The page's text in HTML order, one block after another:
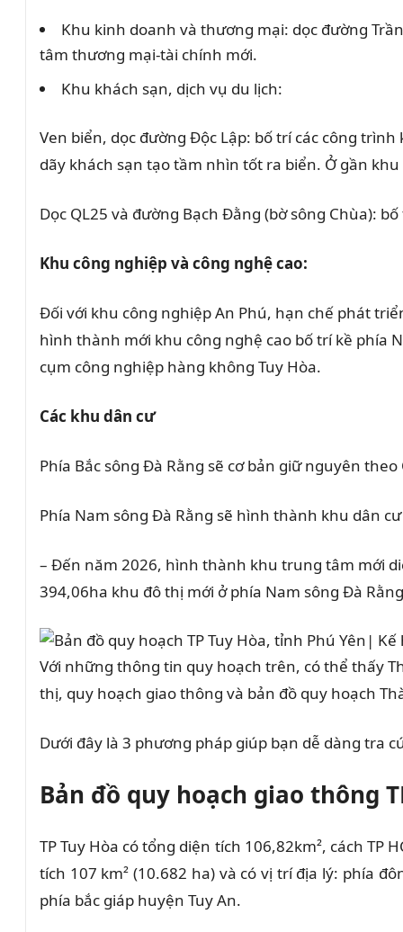
Khu kinh doanh và thương mại: dọc đường
tâm thương mại-tài chính mới.
Khu khách sạn, dịch vụ du lịch:
Ven biển, dọc đường Độc Lập: bố trí các công
dãy khách sạn tạo tầm nhìn tốt ra biển. Ở gần
Dọc QL25 và đường Bạch Đằng (bờ sông Chùa):
Khu công nghiệp và công nghệ cao:
Đối với khu công nghiệp An Phú, hạn chế phát
hình thành mới khu công nghệ cao bố trí kề phía
cụm công nghiệp hàng không Tuy Hòa.
Các khu dân cư
Phía Bắc sông Đà Rằng sẽ cơ bản giữ nguyên
Phía Nam sông Đà Rằng sẽ hình thành khu dân
– Đến năm 2026, hình thành khu trung tâm mới
394,06ha khu đô thị mới ở phía Nam sông Đà
Với những thông tin quy hoạch trên, có thể thấy
thị, quy hoạch giao thông và bản đồ quy hoạch
Dưới đây là 3 phương pháp giúp bạn dễ dàng tra
Bản đồ quy hoạch giao thông
TP Tuy Hòa có tổng diện tích 106,82km², cách
tích 107 km² (10.682 ha) và có vị trí địa lý: phía
phía bắc giáp huyện Tuy An.